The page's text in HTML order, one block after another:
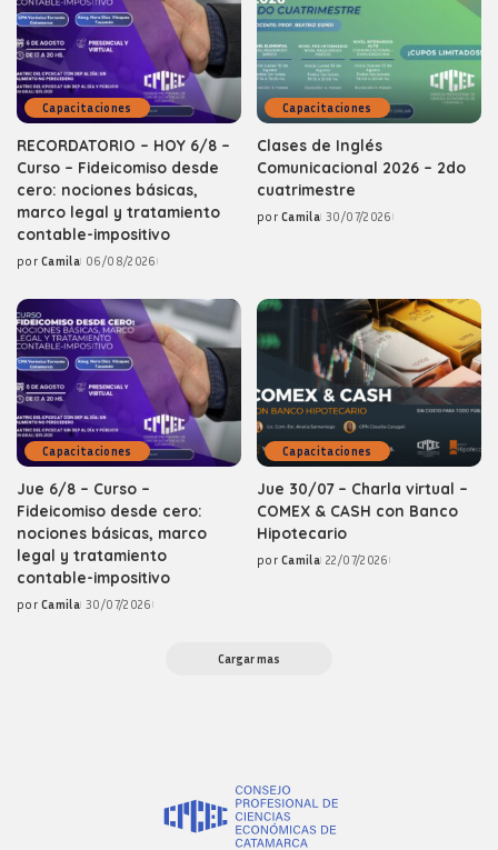
Capacitaciones
RECORDATORIO – HOY 6/8 –
Curso – Fideicomiso desde
cero: nociones básicas,
marco legal y tratamiento
contable-impositivo
Posted
por Camila 06/08/2026
Capacitaciones
Clases de Inglés
Comunicacional 2026 – 2do
cuatrimestre
Posted
por Camila 30/07/2026
Capacitaciones
Jue 6/8 – Curso –
Fideicomiso desde cero:
nociones básicas, marco
legal y tratamiento
contable-impositivo
Posted
por Camila 30/07/2026
Capacitaciones
Jue 30/07 – Charla virtual –
COMEX & CASH con Banco
Hipotecario
Posted
por Camila 22/07/2026
Cargar mas